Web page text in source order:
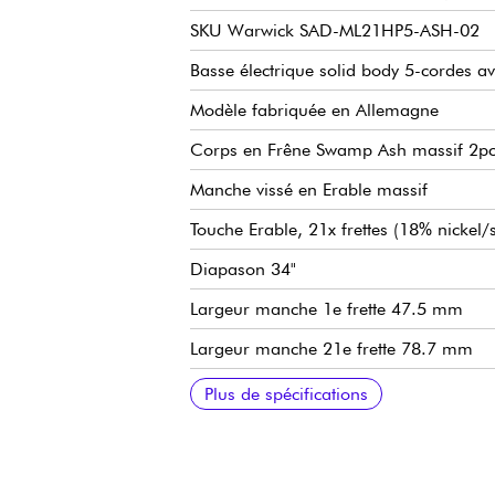
SKU Warwick SAD-ML21HP5-ASH-02
Basse électrique solid body 5-cordes
Modèle fabriquée en Allemagne
Corps en Frêne Swamp Ash massif 2pc
Manche vissé en Erable massif
Touche Erable, 21x frettes (18%
Diapason 34"
Largeur manche 1e frette 47.5 mm
Largeur manche 21e frette 78.7 mm
Epaisseur manche 1e frette 21.8 mm
Epaisseur manche 12e frette 23.6 mm
Micro chevalet simple-bobinage passif
Micro manche simple-bobinage passif
Préamp Active Sadowsky 2-way
Volume
Balance
Vintage Tone Control (push/pull pour
Treble / Bass (potentiomètres
Chevalet Sadowski Quick String Release
Mécaniques Sadowsky Light machine
Vendue avec housse Sadowsky Portabag
Plus de spécifications